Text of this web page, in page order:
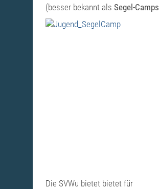
(besser bekannt als Segel-Camps
Die SVWu bietet bietet für